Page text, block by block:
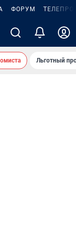
ФОРУМ
Льготный